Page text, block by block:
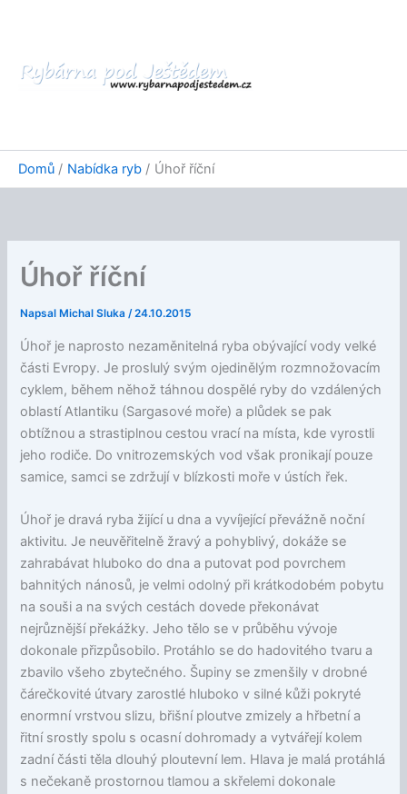
Domů Nabídka ryb Úhoř říční
Úhoř říční
Napsal Michal Sluka/24.10.2015
Úhoř je naprosto nezaměnitelná ryba obývající vody velké
části Evropy. Je proslulý svým ojedinělým rozmnožovacím
cyklem, během něhož táhnou dospělé ryby do vzdálených
oblastí Atlantiku (Sargasové moře) a plůdek se pak
obtížnou a strastiplnou cestou vrací na místa, kde vyrostli
jeho rodiče. Do vnitrozemských vod však pronikají pouze
samice, samci se zdržují v blízkosti moře v ústích řek.
Úhoř je dravá ryba žijící u dna a vyvíjející převážně noční
aktivitu. Je neuvěřitelně žravý a pohyblivý, dokáže se
zahrabávat hluboko do dna a putovat pod povrchem
bahnitých nánosů, je velmi odolný při krátkodobém pobytu
na souši a na svých cestách dovede překonávat
nejrůznější překážky. Jeho tělo se v průběhu vývoje
dokonale přizpůsobilo. Protáhlo se do hadovitého tvaru a
zbavilo všeho zbytečného. Šupiny se zmenšily v drobné
čárečkovité útvary zarostlé hluboko v silné kůži pokryté
enormní vrstvou slizu, břišní ploutve zmizely a hřbetní a
řitní srostly spolu s ocasní dohromady a vytvářejí kolem
zadní části těla dlouhý ploutevní lem. Hlava je malá protáhlá
s nečekaně prostornou tlamou a skřelemi dokonale